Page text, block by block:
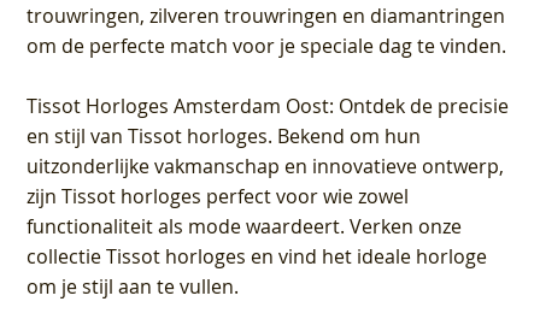
trouwringen, zilveren trouwringen en diamantringen
om de perfecte match voor je speciale dag te vinden.
Tissot Horloges Amsterdam Oost: Ontdek de precisie
en stijl van Tissot horloges. Bekend om hun
uitzonderlijke vakmanschap en innovatieve ontwerp,
zijn Tissot horloges perfect voor wie zowel
functionaliteit als mode waardeert. Verken onze
collectie Tissot horloges en vind het ideale horloge
om je stijl aan te vullen.